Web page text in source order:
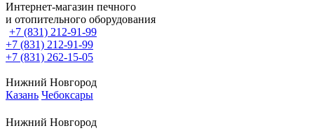
Интернет-магазин печного
и отопительного оборудования
+7 (831) 212-91-99
+7 (831) 212-91-99
+7 (831) 262-15-05
Нижний Новгород
Казань Чебоксары
Нижний Новгород